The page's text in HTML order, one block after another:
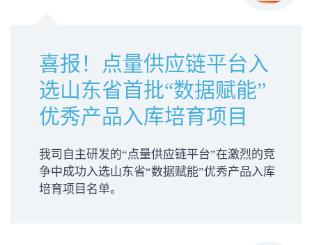
喜报！点量供应链平台入
选山东省首批“数据赋能”
优秀产品入库培育项目
我司自主研发的“点量供应链平台”在激烈的竞
争中成功入选山东省“数据赋能”优秀产品入库
培育项目名单。